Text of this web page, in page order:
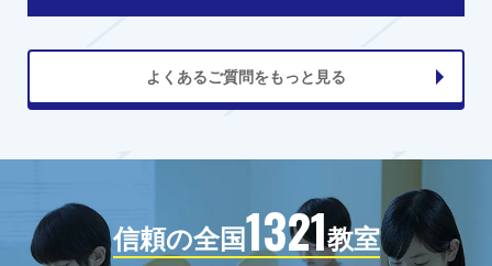
よくあるご質問をもっと見る
信頼の全国1321教室